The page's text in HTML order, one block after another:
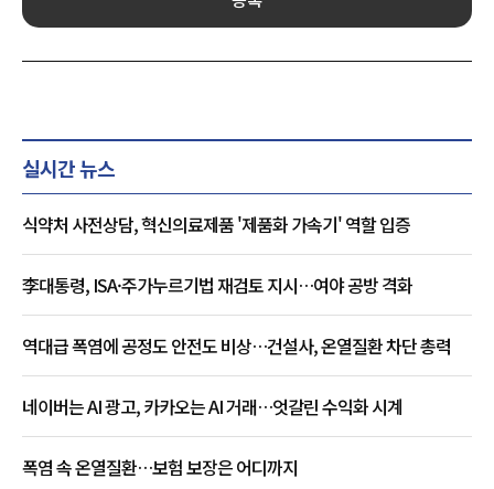
실시간 뉴스
식약처 사전상담, 혁신의료제품 '제품화 가속기' 역할 입증
李대통령, ISA·주가누르기법 재검토 지시…여야 공방 격화
역대급 폭염에 공정도 안전도 비상…건설사, 온열질환 차단 총력
네이버는 AI 광고, 카카오는 AI 거래…엇갈린 수익화 시계
폭염 속 온열질환…보험 보장은 어디까지